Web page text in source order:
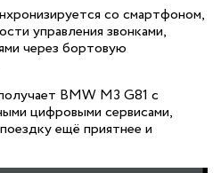
со смартфоном,
управления звонками,
через бортовую
BMW M3 G81 с
цифровыми сервисами,
ещё приятнее и